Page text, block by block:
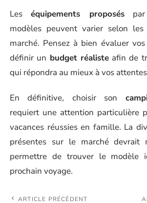
Leséquipements proposéspar
modèles peuvent varier selon
marché. Pensez à bien évaluer
définir un budget réalisteafin de
qui répondra au mieux à vos
En définitive, choisir son
requiert une attention particulière
vacances réussies en famille. La
présentes sur le marché devrait
permettre de trouver le modèle
prochain voyage.
ARTICLE PRÉCÉDENT